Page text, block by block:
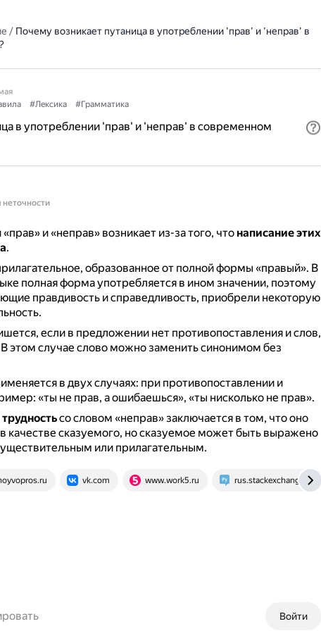
/ Почему возникает путаница в употреблении 'прав' и 'неправ' в
#Лексика #Грамматика
в употреблении 'прав' и 'неправ' в современном
и «неправ» возникает из-за того, что написание этих
.
образованное от полной формы «правый». В
полная форма употребляется в ином значении, поэтому
правдивость и справедливость, приобрели некоторую
если в предложении нет противопоставления и слов,
В этом случае слово можно заменить синонимом без
в двух случаях: при противопоставлении и
«ты не прав, а ошибаешься», «ты нисколько не прав».
со словом «неправ» заключается в том, что оно
качестве сказуемого, но сказуемое может быть выражено
или прилагательным.
vk.com www.work5.ru rus.stackexchange.com
Войти